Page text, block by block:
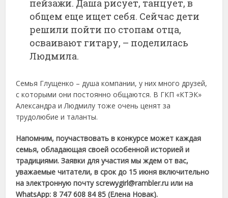
пейзажи. Даша рисует, танцует, в
общем еще ищет себя. Сейчас дети
решили пойти по стопам отца,
осваивают гитару, – поделилась
Людмила.
Семья Глущенко – душа компании, у них много друзей,
с которыми они постоянно общаются. В ГКП «КТЭК»
Александра и Людмилу тоже очень ценят за
трудолюбие и таланты.
Напомним, поучаствовать в конкурсе может каждая
семья, обладающая своей особенной историей и
традициями. Заявки для участия мы ждем от вас,
уважаемые читатели, в срок до 15 июня включительно
на электронную почту screwygirl@rambler.ru или на
WhatsApp: 8​ 747​ 608 84 85 (Елена Новак).